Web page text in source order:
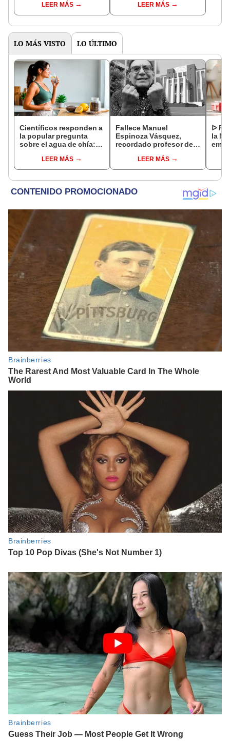
"Mi amor nació por la
gastronomía"
LEER MÁS
llegar a cobrar por 1.000
vistas
LEER MÁS
LO MÁS VISTO LO ÚLTIMO
Científicos responden a
la popular pregunta
sobre el agua de chía:
bajar de peso o es solo
un mito viral?
LEER MÁS
Fallece Manuel
Espinoza Vásquez,
recordado profesor de
por su icónica forma de
enseñar
LEER MÁS
ᐅ
la